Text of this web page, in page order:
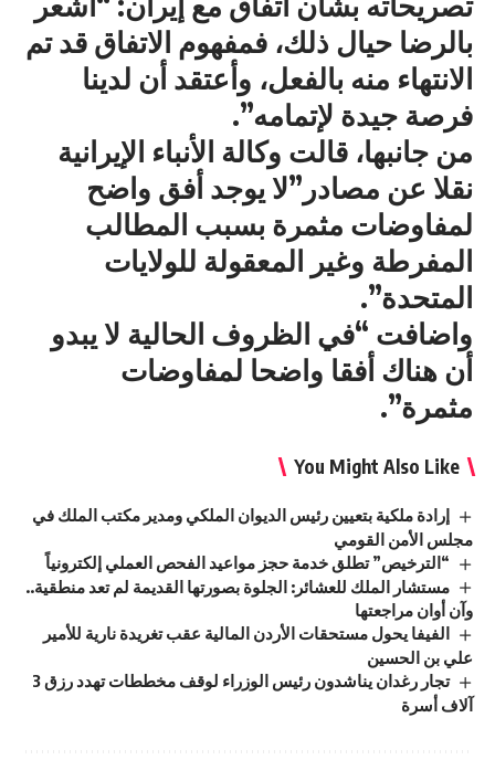
بالرضا حيال ذلك، فمفهوم الاتفاق قد تم
الانتهاء منه بالفعل، وأعتقد أن لدينا
فرصة جيدة لإتمامه”.
من جانبها، قالت وكالة الأنباء الإيرانية
نقلا عن مصادر”لا يوجد أفق واضح
لمفاوضات مثمرة بسبب المطالب
المفرطة وغير المعقولة للولايات
المتحدة”.
واضافت “في الظروف الحالية لا يبدو
أن هناك أفقا واضحا لمفاوضات
مثمرة”.
You Might Also Like
إرادة ملكية بتعيين رئيس الديوان الملكي ومدير مكتب الملك في
مجلس الأمن القومي
“الترخيص” تطلق خدمة حجز مواعيد الفحص العملي إلكترونياً
مستشار الملك للعشائر: الجلوة بصورتها القديمة لم تعد منطقية..
وآن أوان مراجعتها
الفيفا يحول مستحقات الأردن المالية عقب تغريدة نارية للأمير
علي بن الحسين
تجار رغدان يناشدون رئيس الوزراء لوقف مخططات تهدد رزق 3
آلاف أسرة